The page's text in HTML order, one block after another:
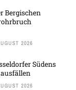
Bergischen
2026
Südens
2026